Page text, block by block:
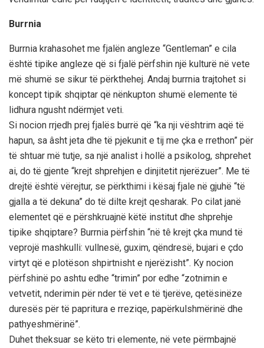
Burrnia
Burrnia krahasohet me fjalën angleze “Gentleman” e cila
është tipike angleze që si fjalë përfshin një kulturë në vete
më shumë se sikur të përkthehej. Andaj burrnia trajtohet si
koncept tipik shqiptar që nënkupton shumë elemente të
lidhura ngusht ndërmjet veti.
Si nocion rrjedh prej fjalës burrë që “ka nji vështrim aqë të
hapun, sa âsht jeta dhe të pjekunit e tij me çka e rrethon” për
të shtuar më tutje, sa një analist i hollë a psikolog, shprehet
ai, do të gjente “krejt shprehjen e dinjitetit njerëzuer”. Me të
drejtë është vërejtur, se përkthimi i kësaj fjale në gjuhë “të
gjalla a të dekuna” do të dilte krejt qesharak. Po cilat janë
elementet që e përshkruajnë këtë institut dhe shprehje
tipike shqiptare? Burrnia përfshin “në tê krejt çka mund të
veprojë mashkulli: vullnesë, guxim, qëndresë, bujari e çdo
virtyt që e plotëson shpirtnisht e njerëzisht”. Ky nocion
përfshinë po ashtu edhe “trimin” por edhe “zotnimin e
vetvetit, nderimin për nder të vet e të tjerëve, qetësinëze
duresës për të papritura e rreziqe, papërkulshmërinë dhe
pathyeshmërinë”.
Duhet theksuar se këto tri elemente, në vete përmbajnë